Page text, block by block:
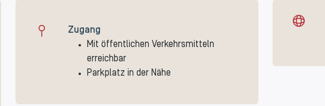
Zugang
Mit öffentlichen Verkehrsmitteln
erreichbar
Parkplatz in der Nähe